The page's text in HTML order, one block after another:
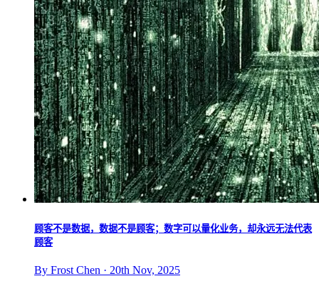
顾客不是数据，数据不是顾客；数字可以量化业务，却永远无法代表
顾客
By Frost Chen · 20th Nov, 2025